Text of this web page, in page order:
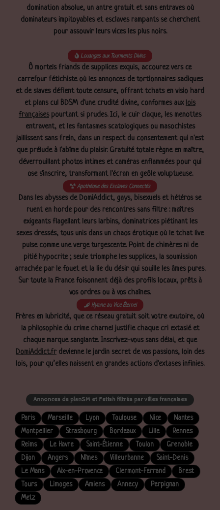
domination absolue, un antre gratuit et sans entraves où
dominateurs impitoyables et esclaves rampants se cherchent
pour assouvir leurs vices les plus noirs.
Louanges aux Tourments Divins
Ô mortels friands de supplices exquis, accourez vers ce
carrefour fétichiste où les annonces de tortionnaires sadiques
et de slaves défient toute censure, offrant tchats en visio hard
et plans cul BDSM d'une crudité divine, conformes aux lois
françaisespourtant si prudes. Ici, le cuir claque, les menottes
entravent, et les fantasmes scatologiques ou masochistes
jaillissent sans frein, dans un respect du consentement qui n'est
que prélude à l'abîme du plaisir. Gratuité totale règne en maître,
déverrouillant photos intimes et caméras enflammées pour qui
ose s'inscrire, transformant l'écran en geôle voluptueuse.
Apothéose des Esclaves Connectés
Dans les abysses de DomiAddict, gays, bisexuels et hétéros se
ruent en horde pour des rencontres sans filtre : maîtres
exigeants flagellant leurs larbins, dominatrices piétinant les
sexes dressés, tous unis dans un chaos érotique où le tchat live
pulse comme une verge turgescente. Point de chimères ni de
pitié hypocrite ; seule triomphe les supplices, la soumission
arrachée par le fouet et la lie du désir qui souille les âmes pures.
Sur toute la France foisonnent déjà des profils locaux, prêts à
vos ordres ou à vos chaînes.
Hymne au Vice Éternel
Frères en lubricité, que ce réseau gratuit soit votre exutoire, où
la philosophie du crime charnel justifie chaque cri extasié et
chaque marque sanglante. Inscrivez-vous sans délai, et que
DomiAddict.frdevienne le jardin secret de vos passions, loin des
lois, pour qu’elles naissent en grandes actions d'extases infinies.
Annonces de planSM et Fetish filtrés par villes françaises
Paris Marseille Lyon Toulouse Nice
Nantes
Montpellier
Strasbourg Bordeaux Lille
Rennes
Reims
Le Havre Saint-Étienne Toulon
Grenoble
Dijon
Angers Nîmes Villeurbanne
Saint-Denis
Le Mans
Aix-en-Provence Clermont-Ferrand
Brest
Tours
Limoges Amiens Annecy
Perpignan
Metz